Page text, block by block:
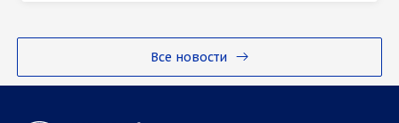
Все новости